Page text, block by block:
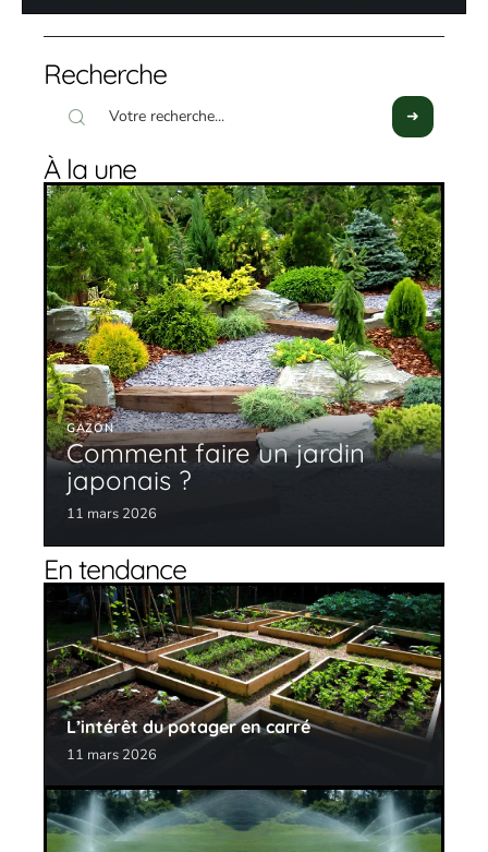
Recherche
À la une
GAZON
Comment faire un jardin
japonais ?
11 mars 2026
En tendance
L’intérêt du potager en carré
11 mars 2026